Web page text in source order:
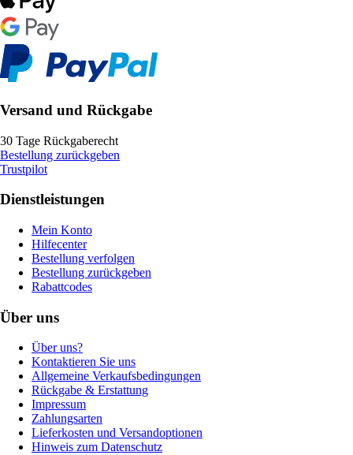
Versand und Rückgabe
30 Tage Rückgaberecht
Bestellung zurückgeben
Trustpilot
Dienstleistungen
Mein Konto
Hilfecenter
Bestellung verfolgen
Bestellung zurückgeben
Rabattcodes
Über uns
Über uns?
Kontaktieren Sie uns
Allgemeine Verkaufsbedingungen
Rückgabe & Erstattung
Impressum
Zahlungsarten
Lieferkosten und Versandoptionen
Hinweis zum Datenschutz